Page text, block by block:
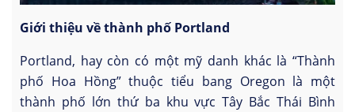
Giới thiệu về thành phố Portland
Portland, hay còn có một mỹ danh khác là “Thành
phố Hoa Hồng” thuộc tiểu bang Oregon là một
thành phố lớn thứ ba khu vực Tây Bắc Thái Bình